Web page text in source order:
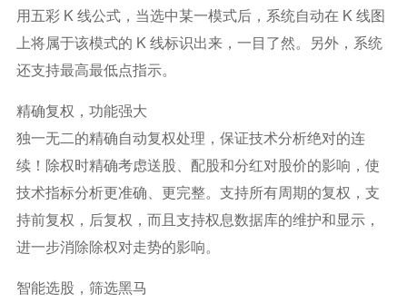
用五彩 K 线公式，当选中某一模式后，系统自动在 K 线图
上将属于该模式的 K 线标识出来，一目了然。另外，系统
还支持最高最低点指示。
精确复权，功能强大
独一无二的精确自动复权处理，保证技术分析绝对的连
续！除权时精确考虑送股、配股和分红对股价的影响，使
技术指标分析更准确、更完整。支持所有周期的复权，支
持前复权，后复权，而且支持权息数据库的维护和显示，
进一步消除除权对走势的影响。
智能选股，筛选黑马